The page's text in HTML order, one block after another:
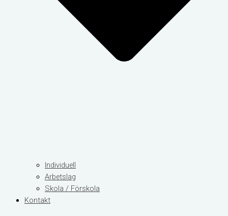
Individuell
Arbetslag
Skola / Förskola
Kontakt